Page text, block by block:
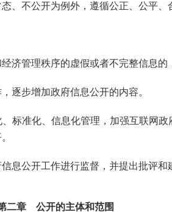
、不公开为例外，遵循公正、公平、
济管理秩序的虚假或者不完整信息的
逐步增加政府信息公开的内容。
标准化、信息化管理，加强互联网
息公开工作进行监督，并提出批评和
二章 公开的主体和范围